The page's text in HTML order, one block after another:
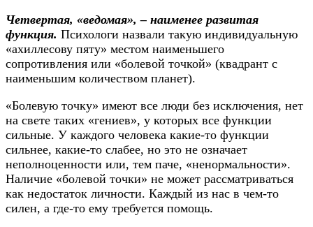
Четвертая, «ведомая», – наименее развитая
функция. Психологи назвали такую индивидуальную
«ахиллесову пяту» местом наименьшего
сопротивления или «болевой точкой» (квадрант с
наименьшим количеством планет).
«Болевую точку» имеют все люди без исключения, нет
на свете таких «гениев», у которых все функции
сильные. У каждого человека какие-то функции
сильнее, какие-то слабее, но это не означает
неполноценности или, тем паче, «ненормальности».
Наличие «болевой точки» не может рассматриваться
как недостаток личности. Каждый из нас в чем-то
силен, а где-то ему требуется помощь.